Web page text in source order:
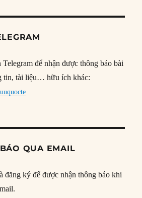
để nhận được thông báo bài
tin, tài liệu… hữu ích khác:
QUA EMAIL
đăng ký để được nhận thông báo khi